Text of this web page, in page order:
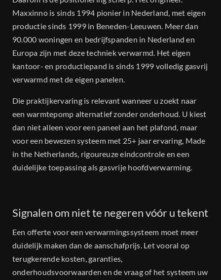
Maxxinno is sinds 1994 pionier in Nederland, met eigen
productie sinds 1999 in Beneden-Leeuwen. Meer dan
90.000 woningen en bedrijfspanden in Nederland en
Europa zijn met deze techniek verwarmd. Het eigen
kantoor- en productiepand is sinds 1999 volledig gasvrij
verwarmd met de eigen panelen.
Die praktijkervaring is relevant wanneer u zoekt naar
een warmtepomp alternatief zonder onderhoud. U kiest
dan niet alleen voor een paneel aan het plafond, maar
voor een bewezen systeem met 25+ jaar ervaring, Made
in the Netherlands, rigoureuze eindcontrole en een
duidelijke toepassing als gasvrije hoofdverwarming.
Signalen om niet te negeren vóór u tekent
Een offerte voor een verwarmingssysteem moet meer
duidelijk maken dan de aanschafprijs. Let vooral op
terugkerende kosten, garanties,
onderhoudsvoorwaarden en de vraag of het systeem uw